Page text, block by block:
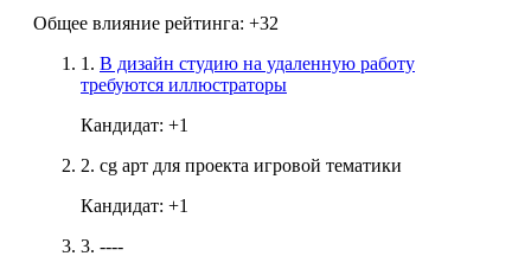
Общее влияние рейтинга: +32
1. В дизайн студию на удаленную работу
требуются иллюстраторы
Кандидат: +1
2. cg арт для проекта игровой тематики
Кандидат: +1
3. ----